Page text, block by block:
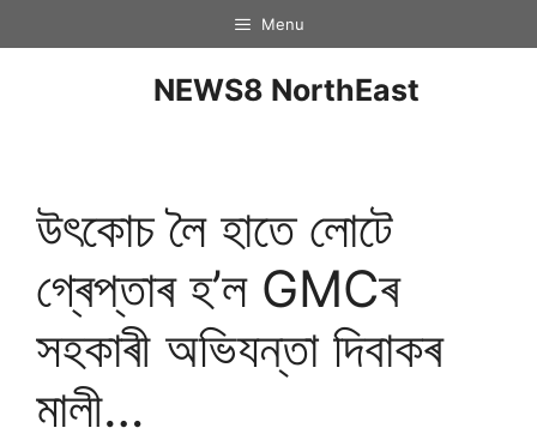
Menu
NEWS8 NorthEast
উৎকোচ লৈ হাতে লোটে
গ্ৰেপ্তাৰ হ’ল GMCৰ
সহকাৰী অভিযন্তা দিবাকৰ
মালী…